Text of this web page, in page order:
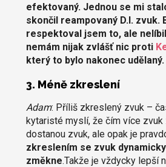
efektovaný. Jednou se mi
skončil reampovaný D.I. zvuk.
respektoval jsem to, ale
nemám nijak zvlášť nic proti
který to bylo nakonec udělaný.
3. Méně zkreslení
Adam: Příliš zkreslený zvuk –
kytaristé myslí, že čím více
dostanou zvuk, ale opak je
zkreslením se zvuk
změkne.Takže je vždycky lepší